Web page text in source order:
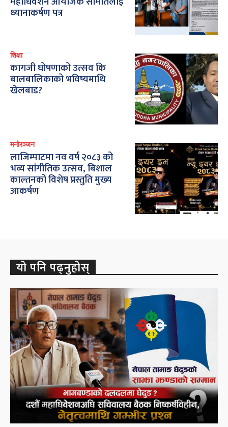
ध्यानाकर्षण पत्र
शिक्षा
कागजी घोषणाको उत्सव कि
बालबालिकाको भविष्यमाथि
खेलबाड?
मनोरञ्जन
लाजिम्पाटमा नव वर्ष २०८३ को
भव्य सांगीतिक उत्सव, बिशाल
काल्तनको विशेष प्रस्तुति मुख्य
आकर्षण
यो पनि पढ्नुहोस्